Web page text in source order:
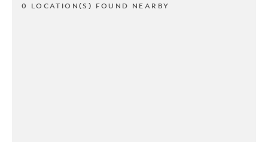
0 LOCATION(S) FOUND NEARBY